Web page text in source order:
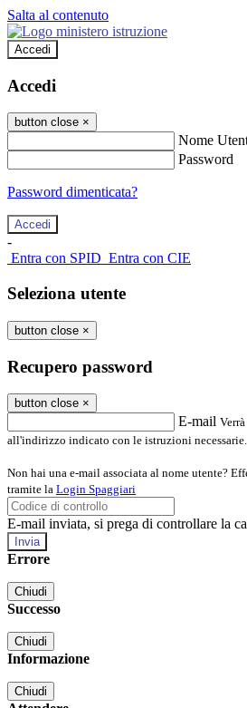
Salta al contenuto
Accedi
Accedi
button close ×
Nome
Password
Password dimenticata?
-
Entra con SPID Entra con CIE
Seleziona utente
button close ×
Recupero password
button close ×
E-mail
all'indirizzo indicato con le istruzioni necessarie.
Non hai una e-mail associata al nome utente?
tramite la Login Spaggiari
E-mail inviata, si prega di controllare la
Errore
Chiudi
Successo
Chiudi
Informazione
Chiudi